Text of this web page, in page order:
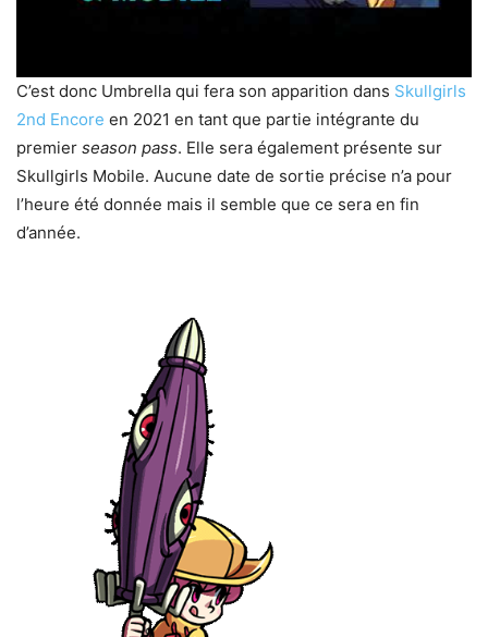
C’est donc Umbrella qui fera son apparition dans Skullgirls
2nd Encore en 2021 en tant que partie intégrante du
premier season pass. Elle sera également présente sur
Skullgirls Mobile. Aucune date de sortie précise n’a pour
l’heure été donnée mais il semble que ce sera en fin
d’année.